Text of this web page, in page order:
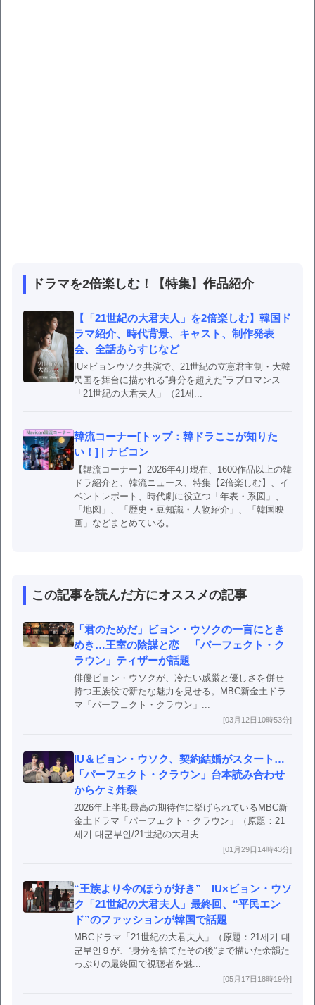
ドラマを2倍楽しむ！【特集】作品紹介
【「21世紀の大君夫人」を2倍楽しむ】韓国ド
ラマ紹介、時代背景、キャスト、制作発表
会、全話あらすじなど
IU×ビョンウソク共演で、21世紀の立憲君主制・大韓
民国を舞台に描かれる“身分を超えた”ラブロマンス
「21世紀の大君夫人」（21세...
韓流コーナー[トップ：韓ドラここが知りた
い！] | ナビコン
【韓流コーナー】2026年4月現在、1600作品以上の韓
ドラ紹介と、韓流ニュース、特集【2倍楽しむ】、イ
ベントレポート、時代劇に役立つ「年表・系図」、
「地図」、「歴史・豆知識・人物紹介」、「韓国映
画」などまとめている。
この記事を読んだ方にオススメの記事
「君のためだ」ビョン・ウソクの一言にとき
めき…王室の陰謀と恋 「パーフェクト・ク
ラウン」ティザーが話題
俳優ビョン・ウソクが、冷たい威厳と優しさを併せ
持つ王族役で新たな魅力を見せる。MBC新金土ドラ
マ「パーフェクト・クラウン」...
[03月12日10時53分]
IU＆ビョン・ウソク、契約結婚がスタート…
「パーフェクト・クラウン」台本読み合わせ
からケミ炸裂
2026年上半期最高の期待作に挙げられているMBC新
金土ドラマ「パーフェクト・クラウン」（原題：21
세기 대군부인/21世紀の大君夫...
[01月29日14時43分]
“王族より今のほうが好き” IU×ビョン・ウソ
ク「21世紀の大君夫人」最終回、“平民エン
ド”のファッションが韓国で話題
MBCドラマ「21世紀の大君夫人」（原題：21세기 대
군부인９が、“身分を捨てたその後”まで描いた余韻た
っぷりの最終回で視聴者を魅...
[05月17日18時19分]